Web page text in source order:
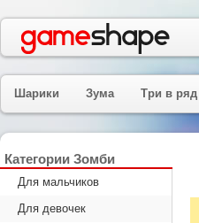
Категории Зомби
Для мальчиков
Для девочек
Шарики Зума Три в ряд